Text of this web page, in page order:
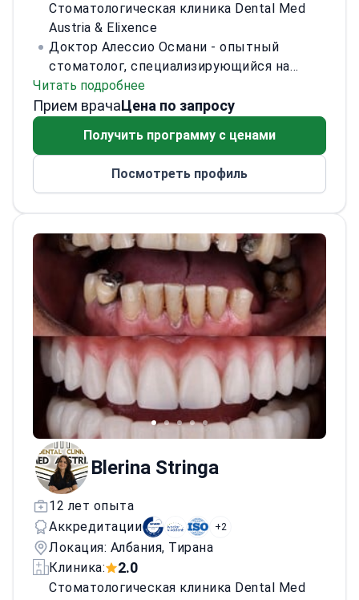
Стоматологическая клиника Dental Med
Austria & Elixence
Доктор Алессио Османи - опытный
стоматолог, специализирующийся на
имплантации зубов и процедурах All on
4/6/8. Он получил степень DDS в
Национального стоматологического
Читать подробнее
Прием врачаЦена по запросу
Получить программу с ценами
Посмотреть профиль
Blerina Stringa
12 лет опыта
Аккредитации
+2
Локация: Албания, Тирана
Клиника:
2.0
Стоматологическая клиника Dental Med